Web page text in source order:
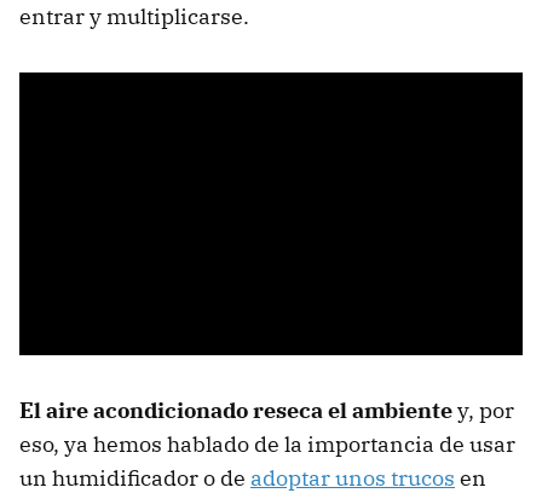
entrar y multiplicarse.
El aire acondicionado reseca el ambientey, por
eso, ya hemos hablado de la importancia de usar
un humidificador o de adoptar unos trucos en